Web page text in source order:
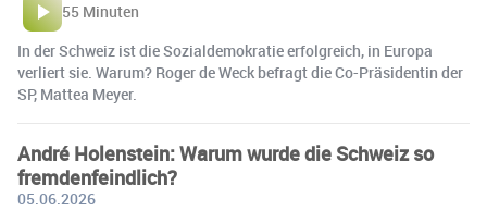
55 Minuten
In der Schweiz ist die Sozialdemokratie erfolgreich, in Europa
verliert sie. Warum? Roger de Weck befragt die Co-Präsidentin der
SP, Mattea Meyer.
André Holenstein: Warum wurde die Schweiz so
fremdenfeindlich?
05.06.2026